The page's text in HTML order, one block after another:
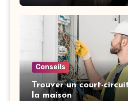
Conseils
Trouver un court-
la maison